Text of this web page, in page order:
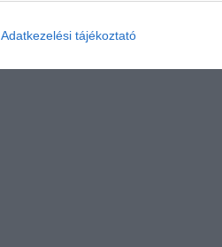
Adatkezelési tájékoztató